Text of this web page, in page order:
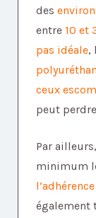
des
entre 10 et
pas idéale,
ceux
peut
Par
minimum
l’adhérence
également